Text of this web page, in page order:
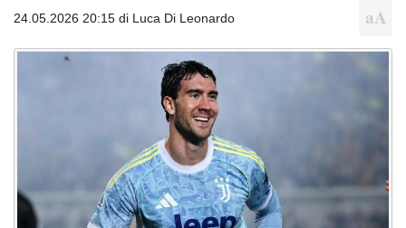
24.05.2026 20:15 di Luca Di Leonardo